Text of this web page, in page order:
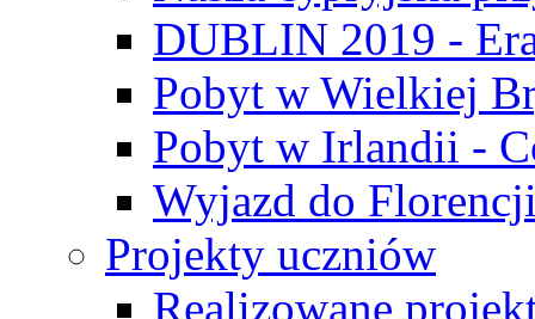
DUBLIN 2019 -
Pobyt w Wielkiej
Pobyt w Irlandii -
Wyjazd do
Projekty uczniów
Realizowane